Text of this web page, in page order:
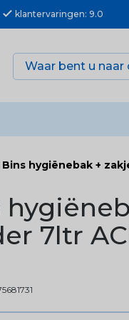
check klantervaringen: 9.0
hygiënebak +
7ltr